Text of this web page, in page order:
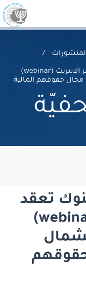
هيئة الرقابة على البنوك تعقد ندوة عبر الانترنت (webinar)
حقوقهم المالية
تعقد
ندوة عبر الانترنت (webinar)